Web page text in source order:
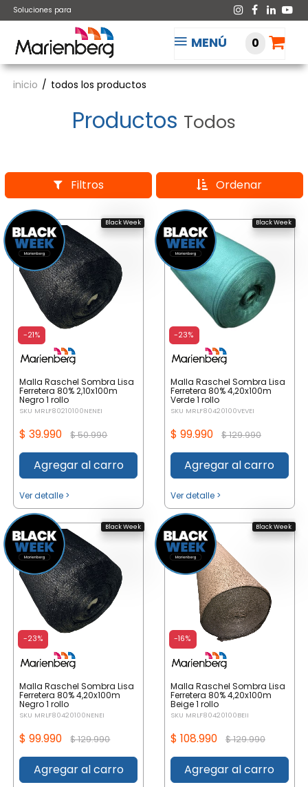
Soluciones para
MENÚ 0
inicio todos los productos
Productos Todos
Filtros Ordenar
-21%
Malla Raschel Sombra Lisa
Ferretera 80% 2,10x100m
Negro 1 rollo
SKU MRLF80210100NENEI
$ 39.990$ 50.990
Agregar al carro
Ver detalle >
Black Week
-23%
Malla Raschel Sombra Lisa
Ferretera 80% 4,20x100m
Verde 1 rollo
SKU MRLF80420100VEVEI
$ 99.990 $ 129.990
Agregar al carro
Ver detalle >
Black Week
-23%
Malla Raschel Sombra Lisa
Ferretera 80% 4,20x100m
Negro 1 rollo
SKU MRLF80420100NENEI
$ 99.990$ 129.990
Agregar al carro
Black Week
-16%
Malla Raschel Sombra Lisa
Ferretera 80% 4,20x100m
Beige 1 rollo
SKU MRLF80420100BEII
$ 108.990 $ 129.990
Agregar al carro
Black Week